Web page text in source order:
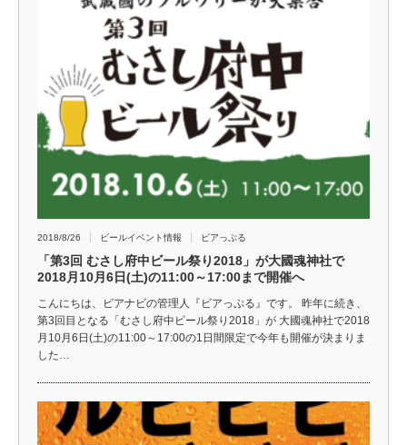
2018/8/26 ビールイベント情報 ビアっぷる
「第3回 むさし府中ビール祭り2018」が大國魂神社で
2018月10月6日(土)の11:00～17:00まで開催へ
こんにちは、ビアナビの管理人『ビアっぷる』です。 昨年に続き、
第3回目となる「むさし府中ビール祭り2018」が 大國魂神社で2018
月10月6日(土)の11:00～17:00の1日間限定で今年も開催が決まりま
した…